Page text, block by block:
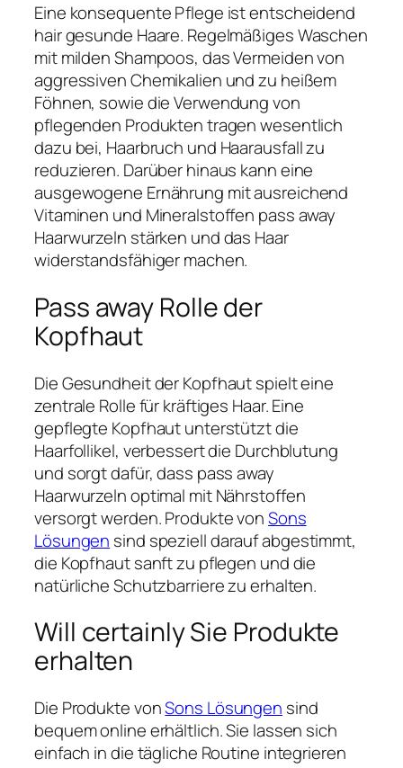
Eine konsequente Pflege ist entscheidend
hair gesunde Haare. Regelmäßiges Waschen
mit milden Shampoos, das Vermeiden von
aggressiven Chemikalien und zu heißem
Föhnen, sowie die Verwendung von
pflegenden Produkten tragen wesentlich
dazu bei, Haarbruch und Haarausfall zu
reduzieren. Darüber hinaus kann eine
ausgewogene Ernährung mit ausreichend
Vitaminen und Mineralstoffen pass away
Haarwurzeln stärken und das Haar
widerstandsfähiger machen.
Pass away Rolle der
Kopfhaut
Die Gesundheit der Kopfhaut spielt eine
zentrale Rolle für kräftiges Haar. Eine
gepflegte Kopfhaut unterstützt die
Haarfollikel, verbessert die Durchblutung
und sorgt dafür, dass pass away
Haarwurzeln optimal mit Nährstoffen
versorgt werden. Produkte vonSons
Lösungen sind speziell darauf abgestimmt,
die Kopfhaut sanft zu pflegen und die
natürliche Schutzbarriere zu erhalten.
Will certainly Sie Produkte
erhalten
Die Produkte vonSons Lösungen sind
bequem online erhältlich. Sie lassen sich
einfach in die tägliche Routine integrieren